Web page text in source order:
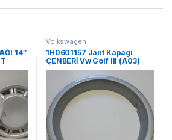
14″
Volkswagen
1H0601157 Jant Kapagı
ÇENBERİ Vw Golf III (A03)
13,JAT